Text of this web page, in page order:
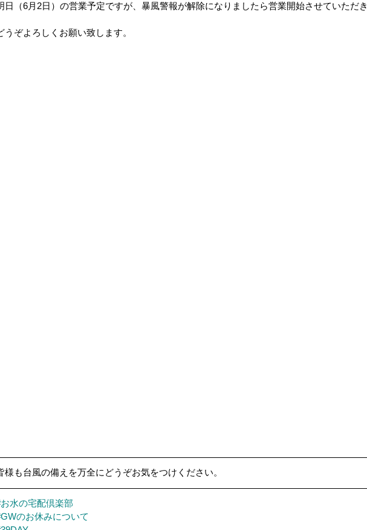
配達について ニュース
日（6月2日）の営業予定ですが、暴風警報が解除になりましたら営業開始させていただき
うぞよろしくお願い致します。
様も台風の備えを万全にどうぞお気をつけください。
水の宅配倶楽部
のお休みについて